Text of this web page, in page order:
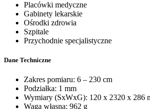
Placówki medyczne
Gabinety lekarskie
Ośrodki zdrowia
Szpitale
Przychodnie specjalistyczne
Dane Techniczne
Zakres pomiaru: 6 – 230 cm
Podziałka: 1 mm
Wymiary (SxWxG): 120 x 2320 x 286
Waga własna: 962 g